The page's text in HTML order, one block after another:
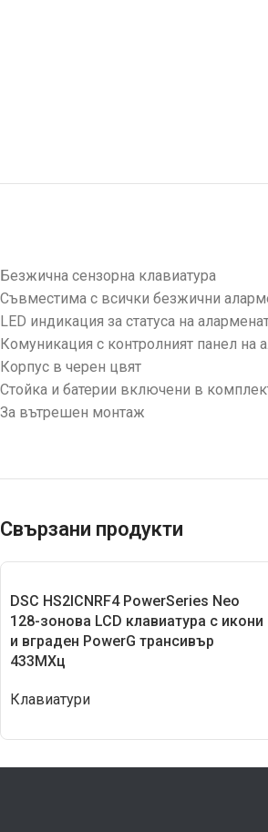
Безжична сензорна клавиатура
Съвместима с всички безжични
LED индикация за статуса на
Комуникация с контролният панел на
Корпус в черен цвят
Стойка и батерии включени в
За вътрешен монтаж
Свързани продукти
DSC HS2ICNRF4 PowerSeries Neo
128-зонова LCD клавиатура с икони
и вграден PowerG трансивър
433МХц
Клавиатури